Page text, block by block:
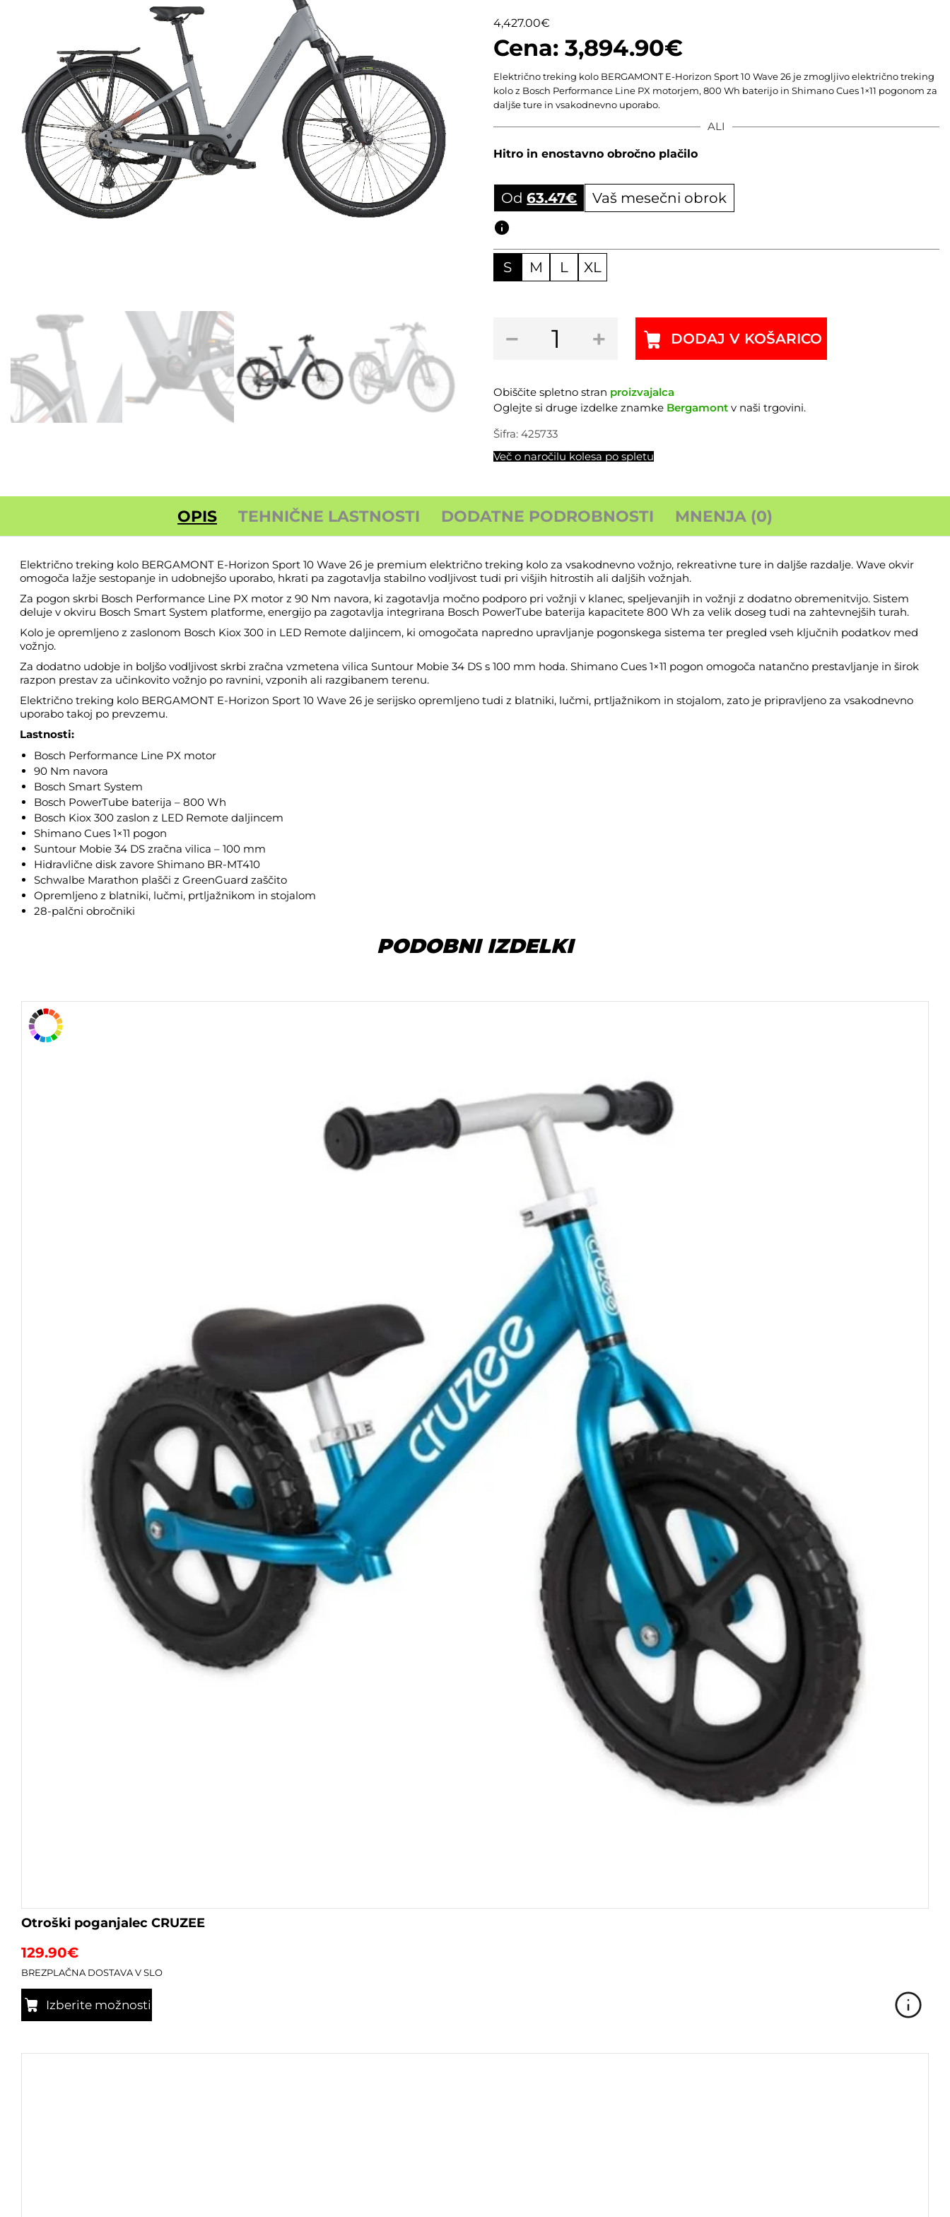
3,894.90€
4,427.00€
Električno treking kolo BERGAMONT E-Horizon Sport 10 Wave 26 je zmogljivo električno treking
kolo z Bosch Performance Line PX motorjem, 800 Wh baterijo in Shimano Cues 1×11 pogonom za
daljše ture in vsakodnevno uporabo.
ALI
Hitro in enostavno obročno plačilo
Od63.47€ Vaš mesečni obrok
S M L XL
−
treking
E-
Horizon
Sport
10
Wave
26
+ DODAJ V KOŠARICO
Obiščite spletno stran proizvajalca
Oglejte si druge izdelke znamke Bergamont v naši trgovini.
Šifra:425733
Več o naročilu kolesa po spletu
OPIS TEHNIČNE LASTNOSTI DODATNE PODROBNOSTI MNENJA (0)
Električno treking kolo BERGAMONT E-Horizon Sport 10 Wave 26 je premium električno treking kolo za vsakodnevno vožnjo, rekreativne ture in daljše razdalje. Wave okvir
omogoča lažje sestopanje in udobnejšo uporabo, hkrati pa zagotavlja stabilno vodljivost tudi pri višjih hitrostih ali daljših vožnjah.
Za pogon skrbi Bosch Performance Line PX motor z 90 Nm navora, ki zagotavlja močno podporo pri vožnji v klanec, speljevanjih in vožnji z dodatno obremenitvijo. Sistem
deluje v okviru Bosch Smart System platforme, energijo pa zagotavlja integrirana Bosch PowerTube baterija kapacitete 800 Wh za velik doseg tudi na zahtevnejših turah.
Kolo je opremljeno z zaslonom Bosch Kiox 300 in LED Remote daljincem, ki omogočata napredno upravljanje pogonskega sistema ter pregled vseh ključnih podatkov med
vožnjo.
Za dodatno udobje in boljšo vodljivost skrbi zračna vzmetena vilica Suntour Mobie 34 DS s 100 mm hoda. Shimano Cues 1×11 pogon omogoča natančno prestavljanje in širok
razpon prestav za učinkovito vožnjo po ravnini, vzponih ali razgibanem terenu.
Električno treking kolo BERGAMONT E-Horizon Sport 10 Wave 26 je serijsko opremljeno tudi z blatniki, lučmi, prtljažnikom in stojalom, zato je pripravljeno za vsakodnevno
uporabo takoj po prevzemu.
Lastnosti:
Bosch Performance Line PX motor
90 Nm navora
Bosch Smart System
Bosch PowerTube baterija – 800 Wh
Bosch Kiox 300 zaslon z LED Remote daljincem
Shimano Cues 1×11 pogon
Suntour Mobie 34 DS zračna vilica – 100 mm
Hidravlične disk zavore Shimano BR-MT410
Schwalbe Marathon plašči z GreenGuard zaščito
Opremljeno z blatniki, lučmi, prtljažnikom in stojalom
28-palčni obročniki
PODOBNI IZDELKI
Otroški poganjalec CRUZEE
129.90€
BREZPLAČNA DOSTAVA V SLO
Izberite možnosti